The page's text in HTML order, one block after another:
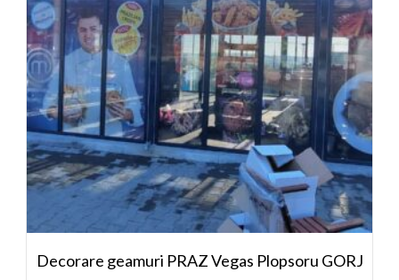
Decorare geamuri PRAZ Vegas Plopsoru GORJ